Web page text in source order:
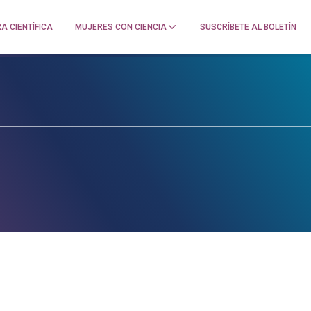
CIENTÍFICA MUJERES CON CIENCIA SUSCRÍBETE AL BOLETÍN